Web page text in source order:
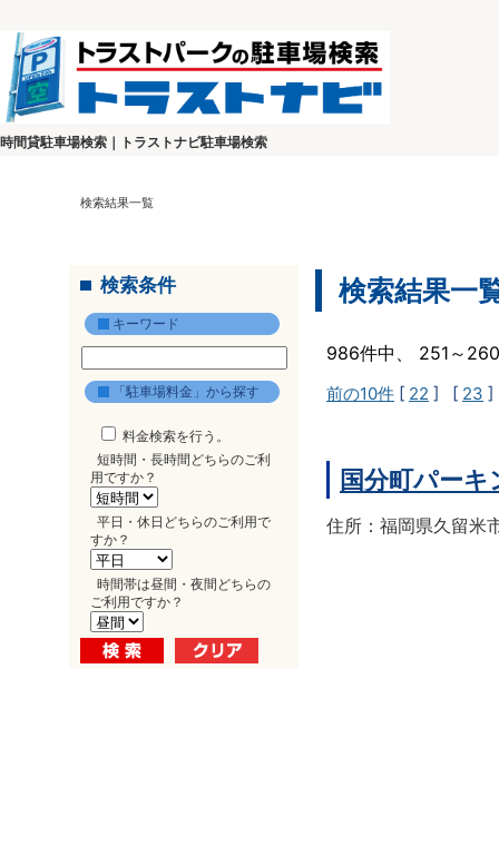
時間貸駐車場検索｜トラストナビ駐車場検索
検索結果一覧
検索条件
キーワード
「駐車場料金」から探す
料金検索を行う。
短時間・長時間どちらのご利
用ですか？
平日・休日どちらのご利用で
すか？
時間帯は昼間・夜間どちらの
ご利用ですか？
検索結果一
986件中、 251～
前の10件 [ 22 ] [ 23
国分町パーキ
住所：福岡県久留米